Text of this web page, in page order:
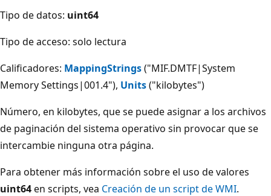
Tipo de datos: uint64
Tipo de acceso: solo lectura
Calificadores: MappingStrings("MIF.DMTF|System
Memory Settings|001.4"), Units("kilobytes")
Número, en kilobytes, que se puede asignar a los archivos
de paginación del sistema operativo sin provocar que se
intercambie ninguna otra página.
Para obtener más información sobre el uso de valores
uint64en scripts, vea Creación de un script de WMI.